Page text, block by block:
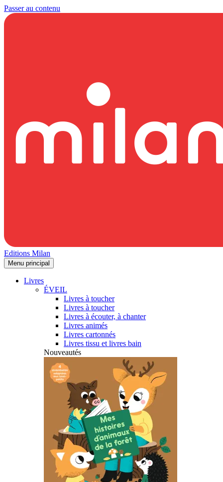
Passer au contenu
Editions Milan
Menu principal
Livres
ÉVEIL
Livres à toucher
Livres à toucher
Livres à écouter, à chanter
Livres animés
Livres cartonnés
Livres tissu et livres bain
Nouveautés